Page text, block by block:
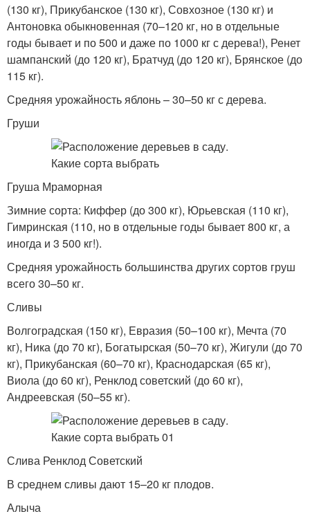
(130 кг), Прикубанское (130 кг), Совхозное (130 кг) и
Антоновка обыкновенная (70–120 кг, но в отдельные
годы бывает и по 500 и даже по 1000 кг с дерева!), Ренет
шампанский (до 120 кг), Братчуд (до 120 кг), Брянское (до
115 кг).
Средняя урожайность яблонь – 30–50 кг с дерева.
Груши
Груша Мраморная
Зимние сорта: Киффер (до 300 кг), Юрьевская (110 кг),
Гимринская (110, но в отдельные годы бывает 800 кг, а
иногда и 3 500 кг!).
Средняя урожайность большинства других сортов груш
всего 30–50 кг.
Сливы
Волгоградская (150 кг), Евразия (50–100 кг), Мечта (70
кг), Ника (до 70 кг), Богатырская (50–70 кг), Жигули (до 70
кг), Прикубанская (60–70 кг), Краснодарская (65 кг),
Виола (до 60 кг), Ренклод советский (до 60 кг),
Андреевская (50–55 кг).
Слива Ренклод Советский
В среднем сливы дают 15–20 кг плодов.
Алыча